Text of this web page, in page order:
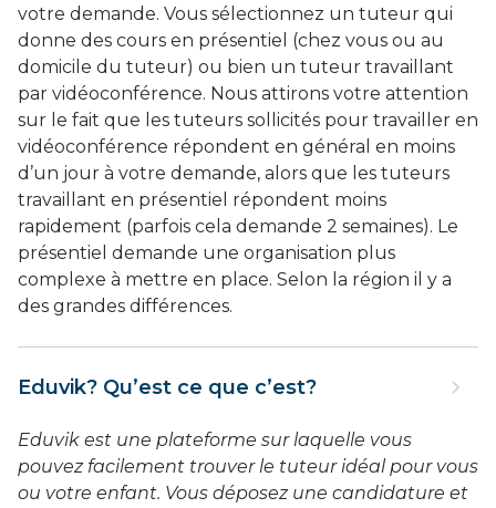
votre demande. Vous sélectionnez un tuteur qui
donne des cours en présentiel (chez vous ou au
domicile du tuteur) ou bien un tuteur travaillant
par vidéoconférence. Nous attirons votre attention
sur le fait que les tuteurs sollicités pour travailler en
vidéoconférence répondent en général en moins
d’un jour à votre demande, alors que les tuteurs
travaillant en présentiel répondent moins
rapidement (parfois cela demande 2 semaines). Le
présentiel demande une organisation plus
complexe à mettre en place. Selon la région il y a
des grandes différences.
Eduvik? Qu’est ce que c’est?
Eduvik est une plateforme sur laquelle vous
pouvez facilement trouver le tuteur idéal pour vous
ou votre enfant. Vous déposez une candidature et